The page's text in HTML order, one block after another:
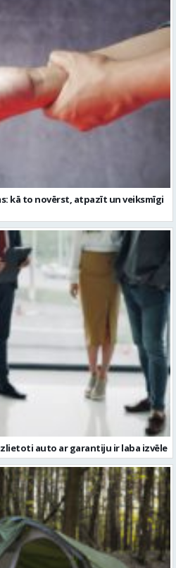
kā to novērst, atpazīt un veiksmīgi
auto ar garantiju ir laba izvēle